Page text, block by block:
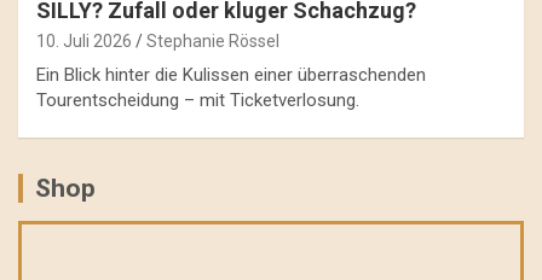
SILLY? Zufall oder kluger Schachzug?
10. Juli 2026 Stephanie Rössel
Ein Blick hinter die Kulissen einer überraschenden
Tourentscheidung – mit Ticketverlosung.
Shop